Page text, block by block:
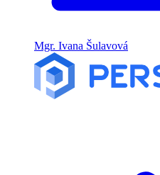
Mgr. Ivana Šulavová